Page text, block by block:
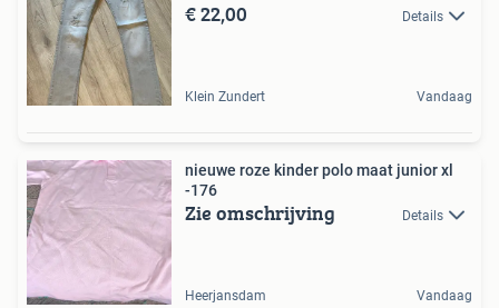
€ 22,00 Details
Klein Zundert Vandaag
nieuwe roze kinder polo maat junior xl
-176
Zie omschrijving Details
Heerjansdam Vandaag